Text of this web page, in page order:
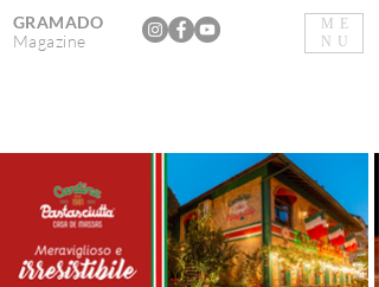
ME
NU
GRAMADO
Magazine